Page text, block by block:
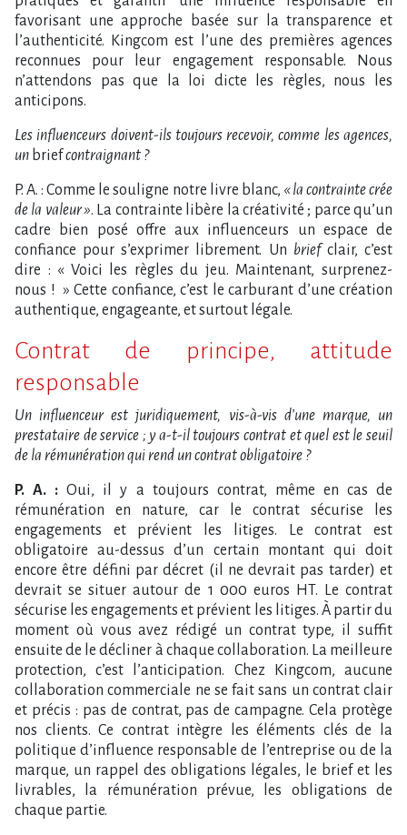
favorisant une approche basée sur la transparence et
l’authenticité. Kingcom est l’une des premières agences
reconnues pour leur engagement responsable. Nous
n’attendons pas que la loi dicte les règles, nous les
anticipons.
Les influenceurs doivent-ils toujours recevoir, comme les agences,
un briefcontraignant ?
P. A. : Comme le souligne notre livre blanc, « la contrainte crée
de la valeur ». La contrainte libère la créativité ; parce qu’un
cadre bien posé offre aux influenceurs un espace de
confiance pour s’exprimer librement. Un brief clair, c’est
dire : « Voici les règles du jeu. Maintenant, surprenez-
nous ! » Cette confiance, c’est le carburant d’une création
authentique, engageante, et surtout légale.
Contrat de principe, attitude
responsable
Un influenceur est juridiquement, vis-à-vis d’une marque, un
prestataire de service ; y a-t-il toujours contrat et quel est le seuil
de la rémunération qui rend un contrat obligatoire ?
P. A. :Oui, il y a toujours contrat, même en cas de
rémunération en nature, car le contrat sécurise les
engagements et prévient les litiges. Le contrat est
obligatoire au-dessus d’un certain montant qui doit
encore être défini par décret (il ne devrait pas tarder) et
devrait se situer autour de 1 000 euros HT. Le contrat
sécurise les engagements et prévient les litiges. À partir du
moment où vous avez rédigé un contrat type, il suffit
ensuite de le décliner à chaque collaboration. La meilleure
protection, c’est l’anticipation. Chez Kingcom, aucune
collaboration commerciale ne se fait sans un contrat clair
et précis : pas de contrat, pas de campagne. Cela protège
nos clients. Ce contrat intègre les éléments clés de la
politique d’influence responsable de l’entreprise ou de la
marque, un rappel des obligations légales, le brief et les
livrables, la rémunération prévue, les obligations de
chaque partie.